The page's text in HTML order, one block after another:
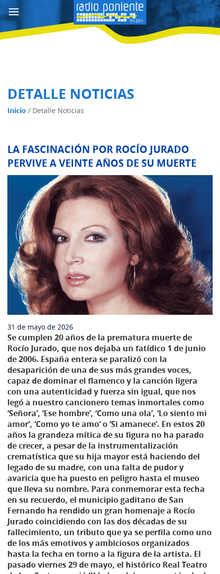
DETALLE NOTICIAS
Inicio / Detalle Noticias
LA FASCINACIÓN POR ROCÍO JURADO
PERVIVE A VEINTE AÑOS DE SU MUERTE
31 de mayo de 2026
Se cumplen 20 años de la prematura muerte de
Rocío Jurado, que nos dejaba un fatídico 1 de junio
de 2006. España entera se paralizó con la
desaparición de una de sus más grandes voces,
capaz de dominar el flamenco y la canción ligera
con una autenticidad y fuerza sin igual, que nos
legó a nuestro cancionero temas inmortales como
‘Señora’, ‘Ese hombre’, ‘Como una ola’, ‘Lo siento mi
amor’, ‘Como yo te amo’ o ‘Si amanece’. En estos 20
años la grandeza mítica de su figura no ha parado
de crecer, a pesar de la instrumentalización
crematística que su hija mayor está haciendo del
legado de su madre, con una falta de pudor y
avaricia que ha puesto en peligro hasta el museo
que lleva su nombre. Para conmemorar esta fecha
en su recuerdo, el municipio gaditano de San
Fernando ha rendido un gran homenaje a Rocío
Jurado coincidiendo con las dos décadas de su
fallecimiento, un tributo que ya se perfila como uno
de los más emotivos y ambiciosos organizados
hasta la fecha en torno a la figura de la artista. El
pasado viernes 29 de mayo, el histórico Real Teatro